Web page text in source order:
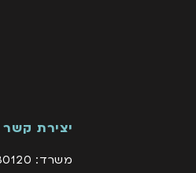
יצירת קשר
משרד: 972-73-2330120+